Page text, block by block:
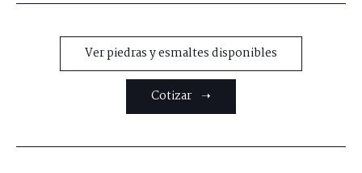
Ver piedras y esmaltes disponibles
Cotizar ➝